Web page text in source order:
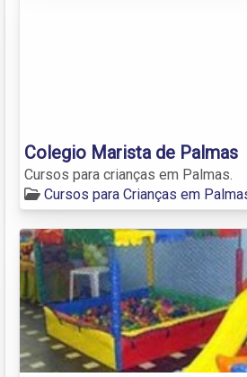
Colegio Marista de Palmas
Cursos para crianças em Palmas.
Cursos para Crianças em